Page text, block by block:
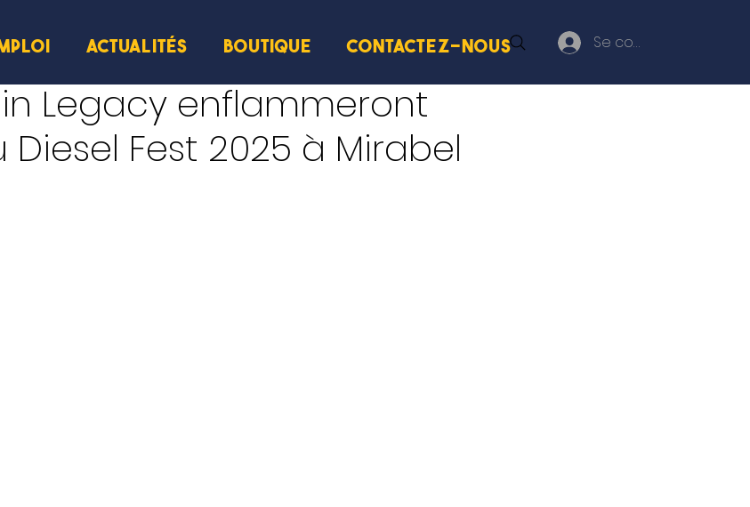
Se connecter
ACTUALITÉS BOUTIQUE Contactez-nous
Legacy enflammeront
Fest 2025 à Mirabel